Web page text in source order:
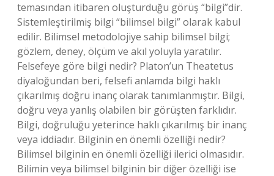
temasından itibaren oluşturduğu görüş “bilgi”dir.
Sistemleştirilmiş bilgi “bilimsel bilgi” olarak kabul
edilir. Bilimsel metodolojiye sahip bilimsel bilgi;
gözlem, deney, ölçüm ve akıl yoluyla yaratılır.
Felsefeye göre bilgi nedir? Platon’un Theatetus
diyaloğundan beri, felsefi anlamda bilgi haklı
çıkarılmış doğru inanç olarak tanımlanmıştır. Bilgi,
doğru veya yanlış olabilen bir görüşten farklıdır.
Bilgi, doğruluğu yeterince haklı çıkarılmış bir inanç
veya iddiadır. Bilginin en önemli özelliği nedir?
Bilimsel bilginin en önemli özelliği ilerici olmasıdır.
Bilimin veya bilimsel bilginin bir diğer özelliği ise